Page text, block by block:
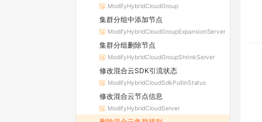
ModifyHybridCloudGroup
集群分组中添加节点
ModifyHybridCloudGroupExpansionServer
集群分组删除节点
ModifyHybridCloudGroupShrinkServer
修改混合云SDK引流状态
ModifyHybridCloudSdkPullinStatus
修改混合云节点信息
ModifyHybridCloudServer